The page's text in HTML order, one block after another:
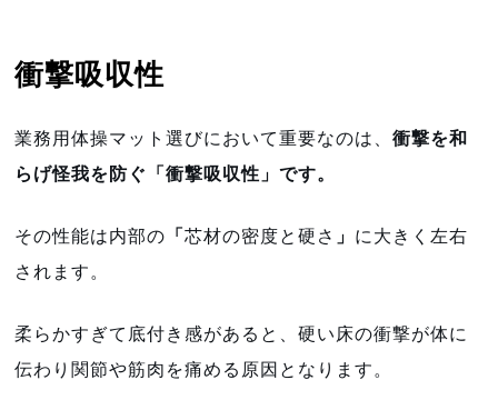
衝撃吸収性
業務用体操マット選びにおいて重要なのは、衝撃を和
らげ怪我を防ぐ「衝撃吸収性」です。
その性能は内部の 「芯材の密度と硬さ 」 に大きく左右
されます。
柔らかすぎて底付き感があると、硬い床の衝撃が体に
伝わり関節や筋肉を痛める原因となります。